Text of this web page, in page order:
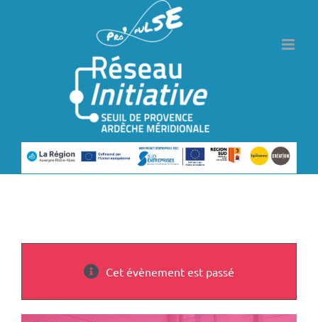
Cet évènement est passé